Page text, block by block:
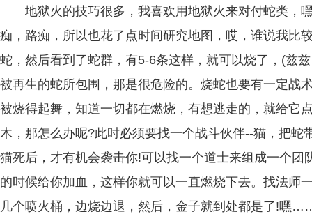
地狱火的技巧很多，我喜欢用地狱火来对付蛇类，
痴，路痴，所以也花了点时间研究地图，哎，谁说我比
蛇，然后看到了蛇群，有5-6条这样，就可以烧了，(兹
被再生的蛇所包围，那是很危险的。烧蛇也要有一定战
被烧得起舞，知道一切都在燃烧，有想逃走的，就给它
木，那怎么办呢?此时必须要找一个战斗伙伴--猫，把
猫死后，才有机会袭击你!可以找一个道士来组成一个
的时候给你加血，这样你就可以一直燃烧下去。找法师
几个喷火桶，边烧边退，然后，金子就到处都是了!嘿